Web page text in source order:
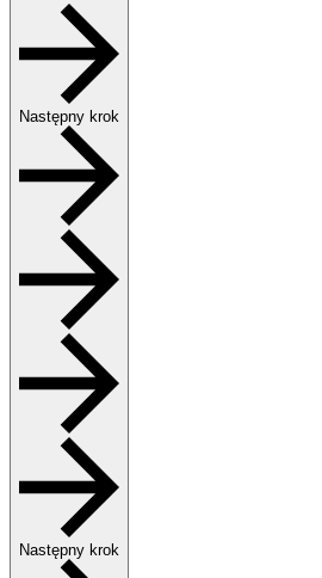
Następny krok
Następny krok